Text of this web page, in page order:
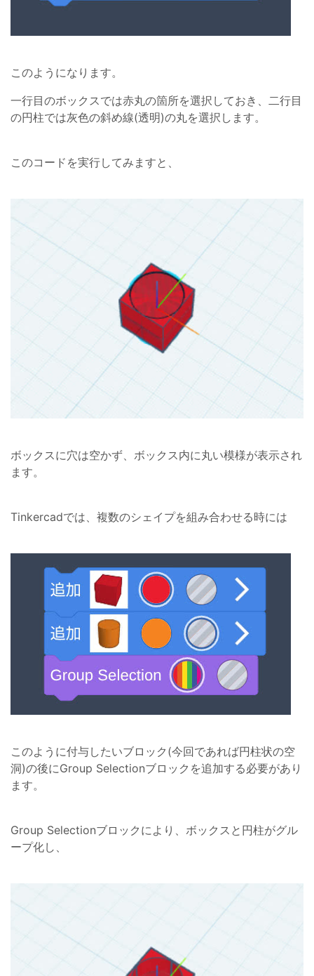
このようになります。
一行目のボックスでは赤丸の箇所を選択しておき、二行目
の円柱では灰色の斜め線(透明)の丸を選択します。
このコードを実行してみますと、
ボックスに穴は空かず、ボックス内に丸い模様が表示され
ます。
Tinkercadでは、複数のシェイプを組み合わせる時には
このように付与したいブロック(今回であれば円柱状の空
洞)の後にGroup Selectionブロックを追加する必要があり
ます。
Group Selectionブロックにより、ボックスと円柱がグル
ープ化し、